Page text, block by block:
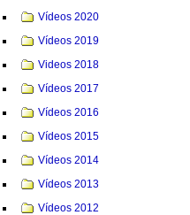
Vídeos 2020
Vídeos 2019
Videos 2018
Vídeos 2017
Vídeos 2016
Vídeos 2015
Vídeos 2014
Vídeos 2013
Vídeos 2012